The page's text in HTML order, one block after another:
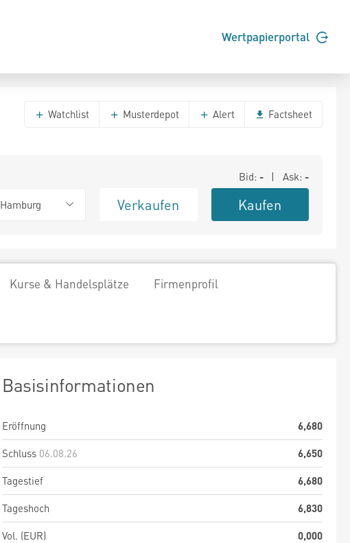
Wertpapierportal
Watchlist Musterdepot Alert Factsheet
Bid: - | Ask: -
Hamburg Verkaufen Kaufen
Kurse & Handelsplätze Firmenprofil
Basisinformationen
Eröffnung
6,680
Schluss 06.08.26
6,650
Tagestief
6,680
Tageshoch
6,830
Vol. (EUR)
0,000